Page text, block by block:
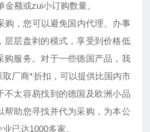
额或zui小订购数量。
，您可以避免国内代理、办事
层层盘剥的模式，享受到价格低
购服务。对于一些德国产品，我
厂商*折扣，可以提供比国内市
不太容易找到的德国及欧洲小品
帮助您寻找并代为采购，为本公
已达1000多家。